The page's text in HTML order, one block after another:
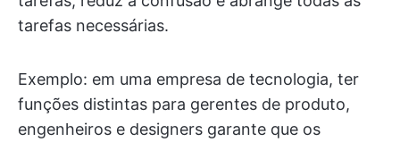
tarefas necessárias.
Exemplo: em uma empresa de tecnologia, ter
funções distintas para gerentes de produto,
engenheiros e designers garante que os